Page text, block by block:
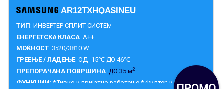
AR12TXHQASINEU
ТИП: ИНВЕРТЕР СПЛИТ СИСТЕМ
ЕНЕРГЕТСКА КЛАСА: A++
МОЌНОСТ: 3520/3810 W
ГРЕЕЊЕ / ЛАДЕЊЕ: ОД -15℃ ДО 46℃
ПРЕПОРАЧАНА ПОВРШИНА: ДО 35 м2
ФУНКЦИИ: * Тивко и пријатно работење * Филтер и пријатно